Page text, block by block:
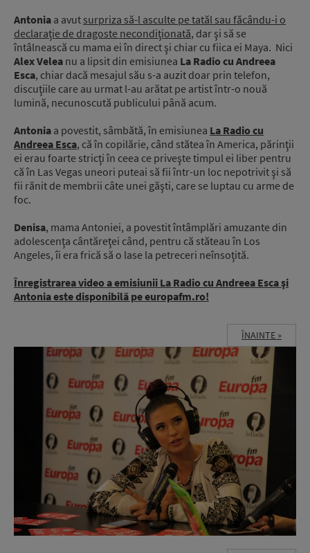
Antonia a avut surpriza să-l asculte pe tatăl sau făcându-i o
declaraţie de dragoste necondiţionată, dar şi să se
întâlnească cu mama ei în direct şi chiar cu fiica ei Maya. Nici
Alex Velea nu a lipsit din emisiunea La Radio cu Andreea
Esca, chiar dacă mesajul său s-a auzit doar prin telefon,
discuţiile care au urmat l-au arătat pe artist într-o nouă
lumină, necunoscută publicului până acum.
Antonia a povestit, sâmbătă, în emisiunea La Radio cu
Andreea Esca, că în copilărie, când stătea în America, părinţii
ei erau foarte stricţi în ceea ce priveşte timpul ei liber pentru
că în Las Vegas uneori puteai să fii într-un loc nepotrivit şi să
fii rănit de membrii câte unei găşti, care se luptau cu arme de
foc.
Denisa, mama Antoniei, a povestit întâmplări amuzante din
adolescenţa cântăreţei când, pentru că stăteau în Los
Angeles, îi era frică să o lase la petreceri neînsoţită.
Înregistrarea video a emisiunii La Radio cu Andreea Esca şi
Antonia este disponibilă pe europafm.ro!
ÎNAINTE »